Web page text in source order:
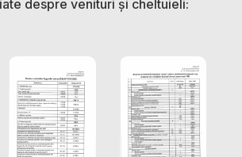
despre venituri și cheltuieli: